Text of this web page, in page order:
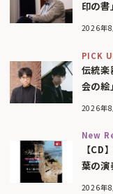
印の書
2026年
PICK
伝統
会の絵
2026年
New
【CD
葉の演
2026年